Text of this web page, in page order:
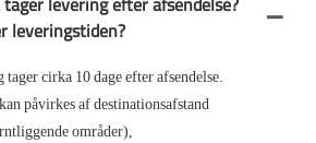
leveringstiden?
cirka 10 dage efter afsendelse.
påvirkes af destinationsafstand
områder),